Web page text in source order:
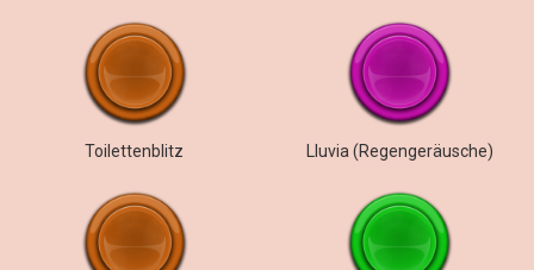
Toilettenblitz Lluvia (Regengeräusche)